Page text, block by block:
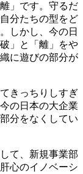
」です。守るだ
分たちの型をど
しかし、今の日
」と「離」をや
に遊びの部分が
きっちりしすぎ
の日本の大企業
分をなくしてい
て、新規事業部
心のイノベーシ